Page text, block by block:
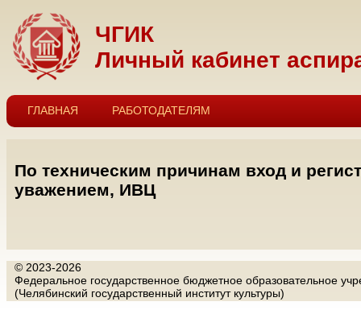
ЧГИК
Личный кабинет
ГЛАВНАЯ РАБОТОДАТЕЛЯМ
По техническим причинам вход и
уважением, ИВЦ
© 2023-2026
Федеральное государственное бюджетное образовательное
(Челябинский государственный институт культуры)